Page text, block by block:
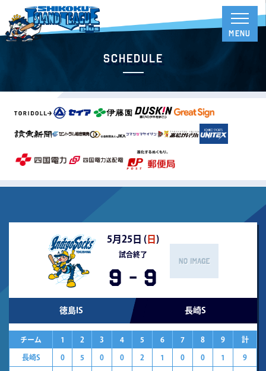
Schedule
5月25日 ( 日 )
試合終了
9 - 9
徳島IS 長崎S
チーム 1 2 3 4 5 6 7 8 9 計
長崎S 0 5 0 0 2 1 0 0 1 9